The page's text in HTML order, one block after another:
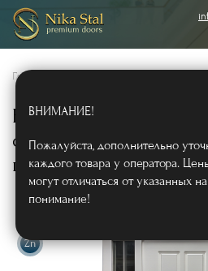
Главная
Входная группа с
остеклением
панели МДФ RAL)
Zn
ВНИМАНИЕ!
Пожалуйста, дополнительно
каждого товара у оператора.
могут отличаться от указанных
понимание!